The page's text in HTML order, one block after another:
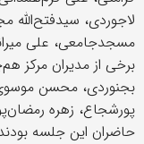
لاجوردی،
مسجدجامعی، علی
برخی از مدیران مرکز
بجنوردی، محسن
پورشجاع، زهره
حاضران این جلسه